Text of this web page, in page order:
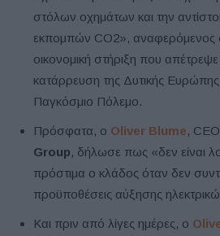
στόλων οχημάτων και την
εκπομπών CO2», αναφερόμενος
οικονομική στήριξη που απέτρεψε
κατάρρευση της Δυτικής
Παγκόσμιο Πόλεμο.
Πρόσφατα, ο Oliver Blume,
Group, δήλωσε πως «δεν είναι
πρόστιμα ο κλάδος όταν δεν
προϋποθέσεις αύξησης
Και πριν από λίγες ημέρες, ο